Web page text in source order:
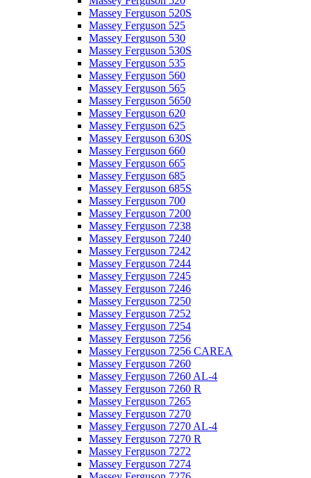
Massey Ferguson 520S
Massey Ferguson 525
Massey Ferguson 530
Massey Ferguson 530S
Massey Ferguson 535
Massey Ferguson 560
Massey Ferguson 565
Massey Ferguson 5650
Massey Ferguson 620
Massey Ferguson 625
Massey Ferguson 630S
Massey Ferguson 660
Massey Ferguson 665
Massey Ferguson 685
Massey Ferguson 685S
Massey Ferguson 700
Massey Ferguson 7200
Massey Ferguson 7238
Massey Ferguson 7240
Massey Ferguson 7242
Massey Ferguson 7244
Massey Ferguson 7245
Massey Ferguson 7246
Massey Ferguson 7250
Massey Ferguson 7252
Massey Ferguson 7254
Massey Ferguson 7256
Massey Ferguson 7256 CAREA
Massey Ferguson 7260
Massey Ferguson 7260 AL-4
Massey Ferguson 7260 R
Massey Ferguson 7265
Massey Ferguson 7270
Massey Ferguson 7270 AL-4
Massey Ferguson 7270 R
Massey Ferguson 7272
Massey Ferguson 7274